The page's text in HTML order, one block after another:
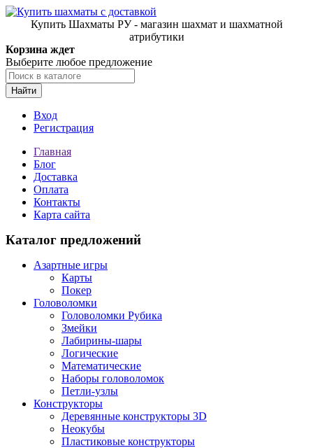
Купить Шахматы РУ - магазин шахмат и шахматной
атрибутики
Корзина ждет
Выберите любое предложение
Найти
Вход
Регистрация
Главная
Блог
Доставка
Оплата
Контакты
Карта сайта
Каталог предложений
Азартные игры
Карты
Покер
Головоломки
Головоломки Рубика
Змейки
Лабирины-шары
Логические
Математические
Наборы головоломок
Петли-узлы
Конструкторы
Деревянные конструкторы 3D
Неокубы
Пластиковые конструкторы